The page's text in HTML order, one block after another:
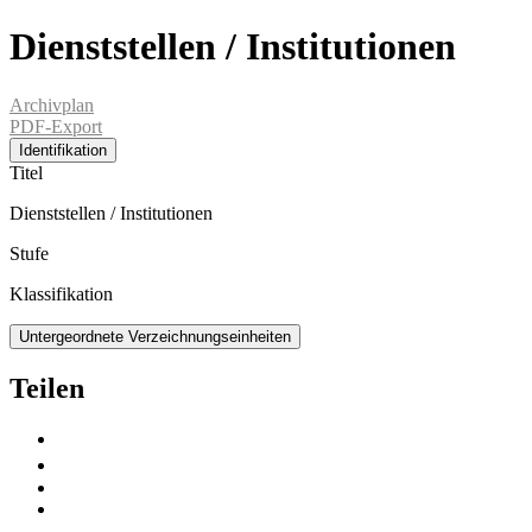
Dienststellen / Institutionen
Archivplan
PDF-Export
Identifikation
Titel
Dienststellen / Institutionen
Stufe
Klassifikation
Untergeordnete Verzeichnungseinheiten
Teilen